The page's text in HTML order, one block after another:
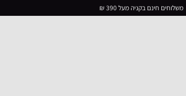
משלוחים חינם בקניה מעל 390 ₪